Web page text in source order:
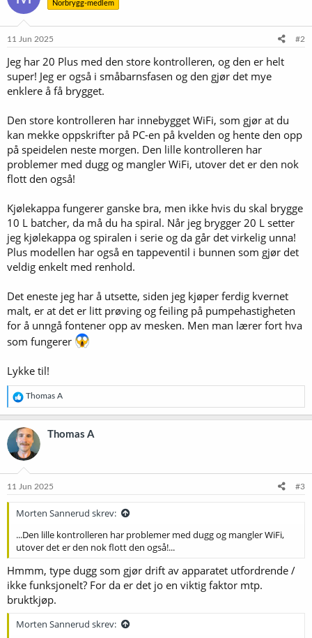
Norbrygg-medlem
11 Jun 2025 #2
Jeg har 20 Plus med den store kontrolleren, og den er helt
super! Jeg er også i småbarnsfasen og den gjør det mye
enklere å få brygget.
Den store kontrolleren har innebygget WiFi, som gjør at du
kan mekke oppskrifter på PC-en på kvelden og hente den opp
på speidelen neste morgen. Den lille kontrolleren har
problemer med dugg og mangler WiFi, utover det er den nok
flott den også!
Kjølekappa fungerer ganske bra, men ikke hvis du skal brygge
10 L batcher, da må du ha spiral. Når jeg brygger 20 L setter
jeg kjølekappa og spiralen i serie og da går det virkelig unna!
Plus modellen har også en tappeventil i bunnen som gjør det
veldig enkelt med renhold.
Det eneste jeg har å utsette, siden jeg kjøper ferdig kvernet
malt, er at det er litt prøving og feiling på pumpehastigheten
for å unngå fontener opp av mesken. Men man lærer fort hva
som fungerer
Lykke til!
R
e
a
k
s
j
o
e
Thomas A
Thomas A
11 Jun 2025 #3
Morten Sannerud skrev:
...Den lille kontrolleren har problemer med dugg og mangler WiFi,
utover det er den nok flott den også!...
Hmmm, type dugg som gjør drift av apparatet utfordrende /
ikke funksjonelt? For da er det jo en viktig faktor mtp.
bruktkjøp.
Morten Sannerud skrev: